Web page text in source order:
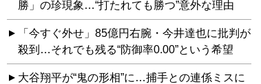
勝」の珍現象…“打たれても勝つ”意外な理由
「今すぐ外せ」85億円右腕・今井達也に批判が
殺到…それでも残る“防御率0.00”という希望
大谷翔平が“鬼の形相”に…捕手との連係ミスに